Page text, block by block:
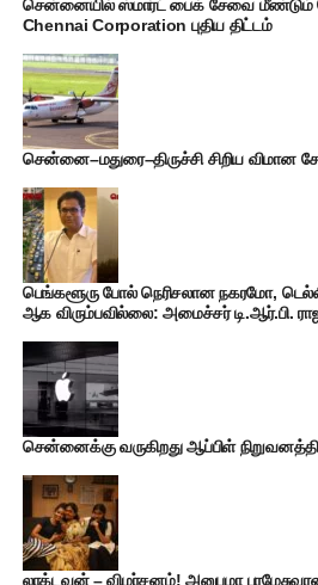
சென்னையில் ஸ்மார்ட் பைக் சேவை மீண்டும்
Chennai Corporation புதிய திட்டம்
சென்னை–மதுரை–திருச்சி சிறிய
பெங்களூரு போல் நெரிசலான நகரமோ,
ஆக விரும்பவில்லை: அமைச்சர் டி.ஆர்.பி.
சென்னைக்கு வருகிறது ஆப்பிள்
லாக்டவுன் – விமர்சனம்! அனுபமா